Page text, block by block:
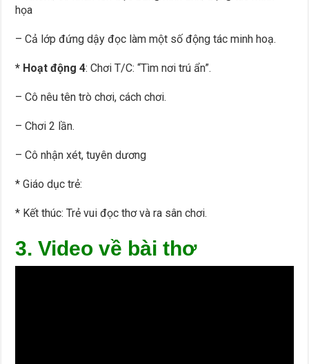
họa
– Cả lớp đứng dậy đọc làm một số động tác minh hoạ.
* Hoạt động 4: Chơi T/C: “Tìm nơi trú ẩn”.
– Cô nêu tên trò chơi, cách chơi.
– Chơi 2 lần.
– Cô nhận xét, tuyên dương
* Giáo dục trẻ:
* Kết thúc: Trẻ vui đọc thơ và ra sân chơi.
3. Video về bài thơ